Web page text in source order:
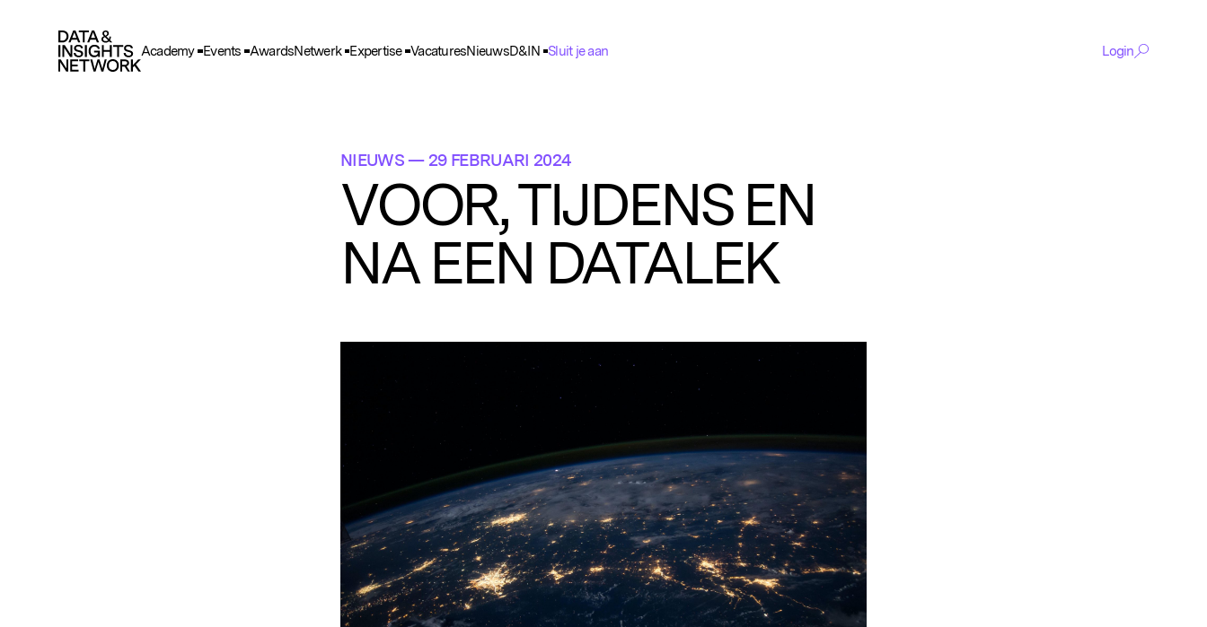
Academy Events AwardsNetwerk Expertise VacaturesNieuwsD&IN Sluit je aan Login
NIEUWS— 29 FEBRUARI 2024
VOOR, TIJDENS EN
NA EEN DATALEK
Deze helpen ons om het gebruik van de website te analyseren en te verbeteren. De
gegevens worden geanonimiseerd verzameld.
Tracking
Deze worden gebruikt om je surfgedrag te volgen, zodat we gepersonaliseerde content
en advertenties kunnen tonen.